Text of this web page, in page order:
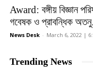
Award: বঙ্গীয় বিজ্ঞান
গবেষক ও প্রাবন্ধিক
News Desk - March 6, 2022 |
Trending News